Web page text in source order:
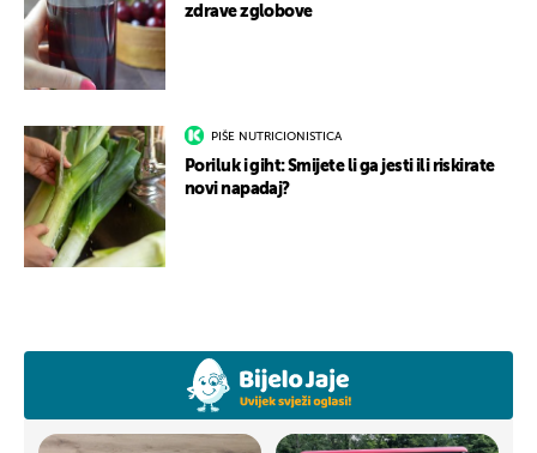
zdrave zglobove
PIŠE NUTRICIONISTICA
Poriluk i giht: Smijete li ga jesti ili riskirate
novi napadaj?